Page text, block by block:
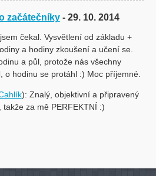
začátečníky - 29. 10. 2014
čekal. Vysvětlení od základu +
a hodiny zkoušení a učení se.
a půl, protože nás všechny
o hodinu se protáhl :) Moc příjemné.
): Znalý, objektivní a připravený
za mě PERFEKTNÍ :)